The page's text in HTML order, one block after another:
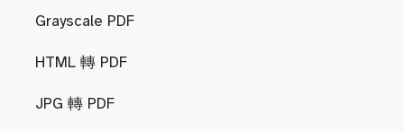
Grayscale PDF
HTML 轉 PDF
JPG 轉 PDF